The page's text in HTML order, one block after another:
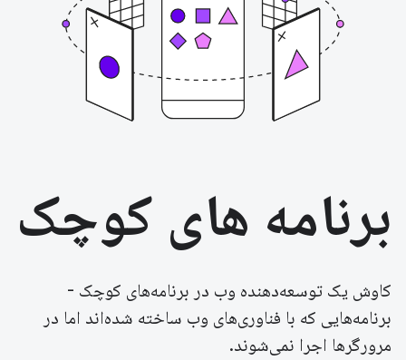
برنامه های کوچک
کاوش یک توسعه‌دهنده وب در برنامه‌های کوچک -
برنامه‌هایی که با فناوری‌های وب ساخته شده‌اند اما در
مرورگرها اجرا نمی‌شوند.